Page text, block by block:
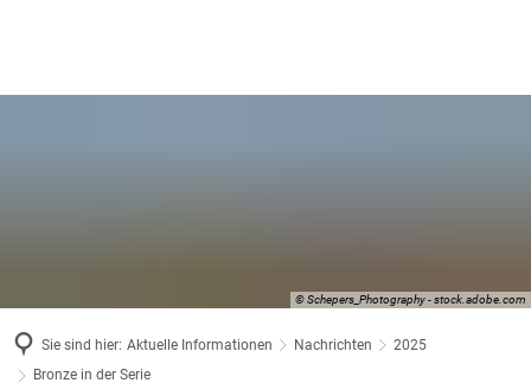
© Schepers_Photography - stock.adobe.com
Sie sind hier: Aktuelle Informationen Nachrichten
2025
Bronze in der Serie